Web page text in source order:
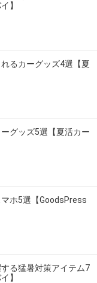
】
るカーグッズ4選【夏
グッズ5選【夏活カー
マホ5選【GoodsPress
る猛暑対策アイテム7
】